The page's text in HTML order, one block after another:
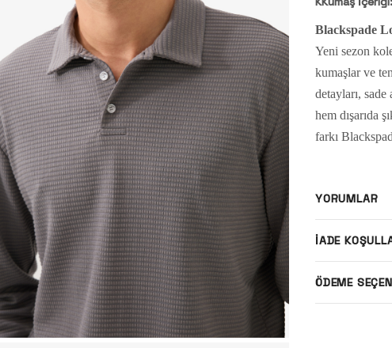
Blackspade
Yeni sezon
kumaşlar ve
detayları,
hem dışarıda
farkı
YORUMLAR
İADE
ÖDEME